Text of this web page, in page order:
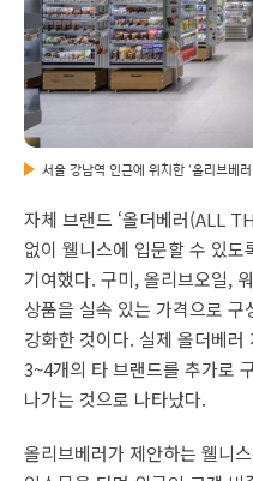
서울 강남역 인근에 위치한 ‘올리브베
자체 브랜드 ‘올더베러(ALL
없이 웰니스에 입문할 수 있도
기여했다. 구미, 올리브오일,
상품을 실속 있는 가격으로
강화한 것이다. 실제 올더베
3~4개의 타 브랜드를 추가로
나가는 것으로 나타났다.
올리브베러가 제안하는 웰니